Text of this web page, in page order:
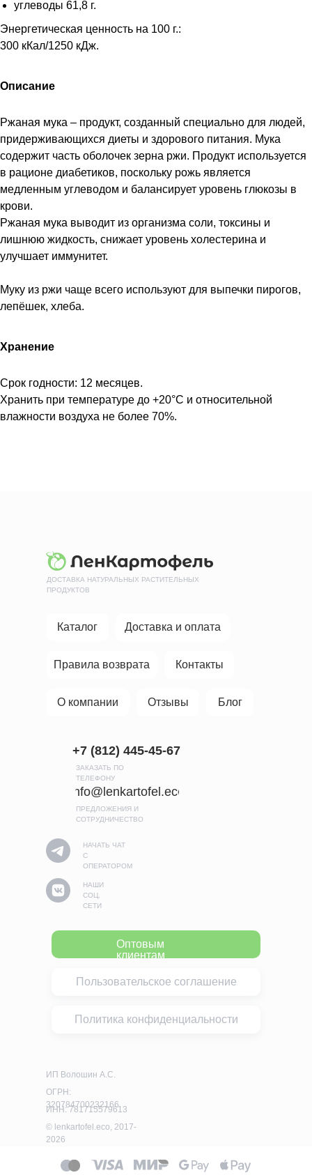
углеводы 61,8 г.
Энергетическая ценность на 100 г.:
300 кКал/1250 кДж.
Описание
Ржаная мука – продукт, созданный специально для людей,
придерживающихся диеты и здорового питания. Мука
содержит часть оболочек зерна ржи. Продукт используется
в рационе диабетиков, поскольку рожь является
медленным углеводом и балансирует уровень глюкозы в
крови.
Ржаная мука выводит из организма соли, токсины и
лишнюю жидкость, снижает уровень холестерина и
улучшает иммунитет.
Муку из ржи чаще всего используют для выпечки пирогов,
лепёшек, хлеба.
Хранение
Срок годности: 12 месяцев.
Хранить при температуре до +20°С и относительной
влажности воздуха не более 70%.
ДОСТАВКА НАТУРАЛЬНЫХ РАСТИТЕЛЬНЫХ
ПРОДУКТОВ
+7 (812) 445-45-67
НАЧАТЬ ЧАТ
С
ОПЕРАТОРОМ
НАШИ
СОЦ.
СЕТИ
info@lenkartofel.eco
ИП Волошин А.С.
© lenkartofel.eco, 2017-
2026
ОГРН:
320784700232166
ИНН: 781715579613
ПРЕДЛОЖЕНИЯ И
СОТРУДНИЧЕСТВО
ЗАКАЗАТЬ ПО
ТЕЛЕФОНУ
Контакты
Доставка и оплата
Отзывы
Каталог
О компании
Правила возврата
Блог
Пользовательское соглашение
Политика конфиденциальности
Оптовым
клиентам